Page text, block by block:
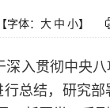
【字体： 大 中 小】
入贯彻中央
总结，研究